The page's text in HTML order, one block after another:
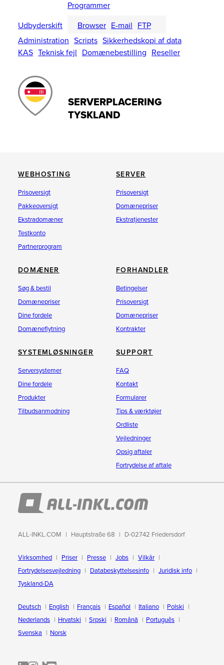
Udbyderskift
Programmer
Browser E-mail FTP
Administration Scripts Sikkerhedskopi af data
KAS Teknisk fejl Domænebestilling Reseller
SERVERPLACERING
TYSKLAND
WEBHOSTING
Prisoversigt
Pakkeoversigt
Ekstradomæner
Testkonto
Partnerprogram
SERVER
Prisoversigt
Domænepriser
Ekstratjenester
DOMÆNER
Søg & bestil
Domænepriser
Dine fordele
Domæneflytning
FORHANDLER
Betingelser
Prisoversigt
Domænepriser
Kontrakter
SYSTEMLØSNINGER
Serversystemer
Dine fordele
Produkter
Tilbudsanmodning
SUPPORT
FAQ
Kontakt
Formularer
Tips & værktøjer
Ordliste
Vejledninger
Opsig aftaler
Fortrydelse af aftale
ALL-INKL.COM Hauptstraße 68 D-02742 Friedersdorf
Virksomhed Priser Presse Jobs
Vilkår
Fortrydelsesvejledning
Databeskyttelsesinfo
Juridisk info
Tyskland-DA
Deutsch English Français Español Italiano
Polski
Nederlands
Hrvatski Srpski Română
Português
Svenska
Norsk